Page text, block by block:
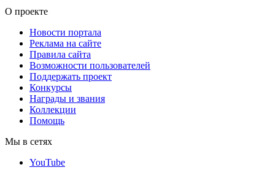
О проекте
Новости портала
Реклама на сайте
Правила сайта
Возможности пользователей
Поддержать проект
Конкурсы
Награды и звания
Коллекции
Помощь
Мы в сетях
YouTube